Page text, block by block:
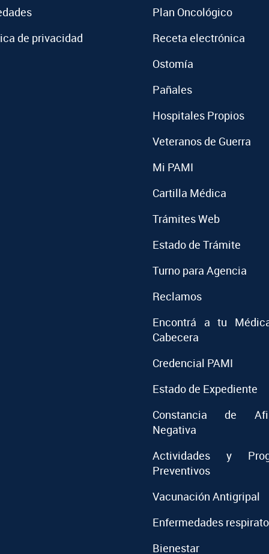
de privacidad
Plan Oncológico
Receta electrónica
Ostomía
Pañales
Hospitales Propios
Veteranos de Guerra
Mi PAMI
Cartilla Médica
Trámites Web
Estado de Trámite
Turno para Agencia
Reclamos
Encontrá a tu
Cabecera
Credencial PAMI
Estado de Expediente
Constancia de
Negativa
Actividades y
Preventivos
Vacunación Antigripal
Enfermedades
Bienestar